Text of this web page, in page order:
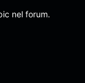
nel forum.